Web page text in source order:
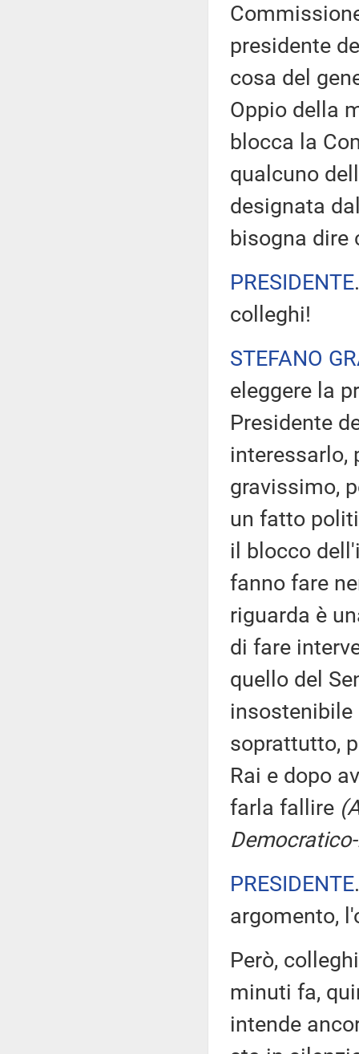
presidente
cosa del
Oppio della
blocca la
qualcuno
designata
bisogna dire
PRESIDENTE
colleghi!
STEFANO
eleggere la
Presidente
interessarlo,
gravissimo,
un fatto
il blocco
fanno fare
riguarda è
di fare
quello del
insostenibile
soprattutto,
Rai e dopo
farla fallire
PRESIDENTE
argomento,
Però,
minuti fa,
intende